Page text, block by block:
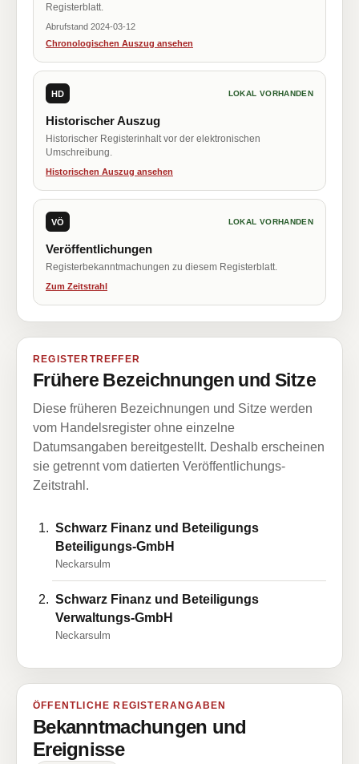
Registerblatt.
Abrufstand 2024-03-12
Chronologischen Auszug ansehen
HD LOKAL VORHANDEN
Historischer Auszug
Historischer Registerinhalt vor der elektronischen
Umschreibung.
Historischen Auszug ansehen
VÖ LOKAL VORHANDEN
Veröffentlichungen
Registerbekanntmachungen zu diesem Registerblatt.
Zum Zeitstrahl
REGISTERTREFFER
Frühere Bezeichnungen und Sitze
Diese früheren Bezeichnungen und Sitze werden
vom Handelsregister ohne einzelne
Datumsangaben bereitgestellt. Deshalb erscheinen
sie getrennt vom datierten Veröffentlichungs-
Zeitstrahl.
Schwarz Finanz und Beteiligungs
Beteiligungs-GmbH
Neckarsulm
Schwarz Finanz und Beteiligungs
Verwaltungs-GmbH
Neckarsulm
ÖFFENTLICHE REGISTERANGABEN
Bekanntmachungen und
Ereignisse